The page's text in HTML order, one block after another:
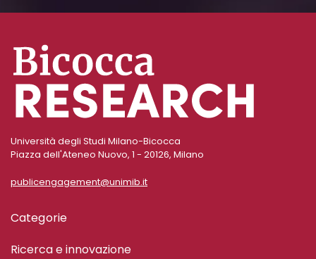
Università degli Studi Milano-Bicocca
Piazza dell'Ateneo Nuovo, 1 - 20126, Milano
publicengagement@unimib.it
Categorie
Ricerca e innovazione